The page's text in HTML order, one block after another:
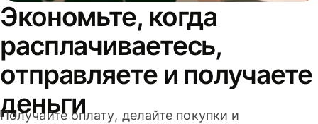
Экономьте, когда
расплачиваетесь,
отправляете и получаете
деньги
Получайте оплату, делайте покупки и